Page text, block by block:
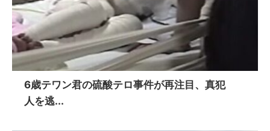
6歳テワン君の硫酸テロ事件が再注目、真犯
人を逃...